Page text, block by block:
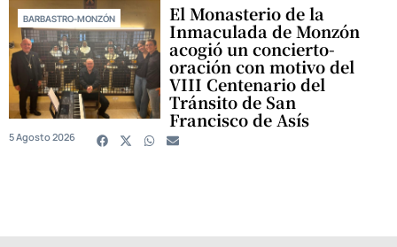
BARBASTRO-MONZÓN El Monasterio de la
Inmaculada de Monzón
acogió un concierto-
oración con motivo del
VIII Centenario del
Tránsito de San
Francisco de Asís
5 Agosto 2026